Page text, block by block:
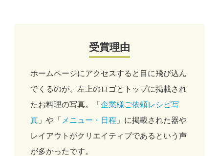
受賞理由
ホームページにアクセスすると目に飛び込ん
でくるのが、左上のロゴとトップに掲載され
たお料理の写真。「 企業様ご依頼レシピ写
真 」や「 メニュー・日程 」に掲載された器や
レイアウトがクリエイティブであるという声
が多かったです。